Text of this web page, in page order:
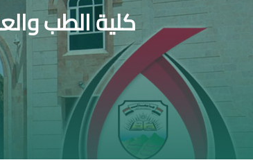
كلية الطب